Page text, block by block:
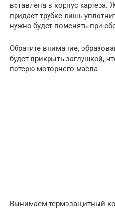
вставлена в корпус картера.
придает трубке лишь
нужно будет поменять при
Обратите внимание,
будет прикрыть заглушкой,
потерю моторного масла
Вынимаем термозащитный